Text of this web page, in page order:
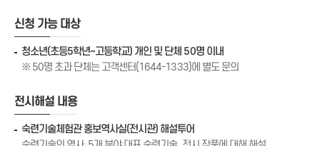
신청 가능 대상
청소년(초등5학년~고등학교) 개인 및 단체 50명 이내
※ 50명 초과 단체는 고객센터(1644-1333)에 별도 문의
전시해설 내용
숙련기술체험관 홍보역사실(전시관) 해설투어